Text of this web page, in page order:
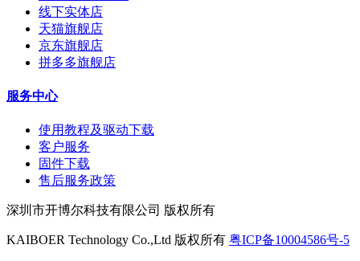
线下实体店
天猫旗舰店
京东旗舰店
拼多多旗舰店
服务中心
使用教程及驱动下载
客户服务
固件下载
售后服务政策
深圳市开博尔科技有限公司 版权所有
KAIBOER Technology Co.,Ltd 版权所有 粤ICP备10004586号-5